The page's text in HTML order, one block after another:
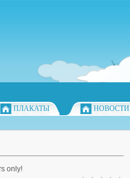
ПЛАКАТЫ НОВОСТИ
only!